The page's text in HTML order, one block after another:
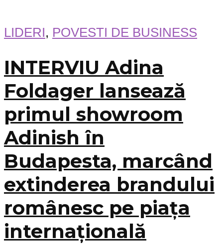
LIDERI, POVESTI DE BUSINESS
INTERVIU Adina
Foldager lansează
primul showroom
Adinish în
Budapesta, marcând
extinderea brandului
românesc pe piața
internațională